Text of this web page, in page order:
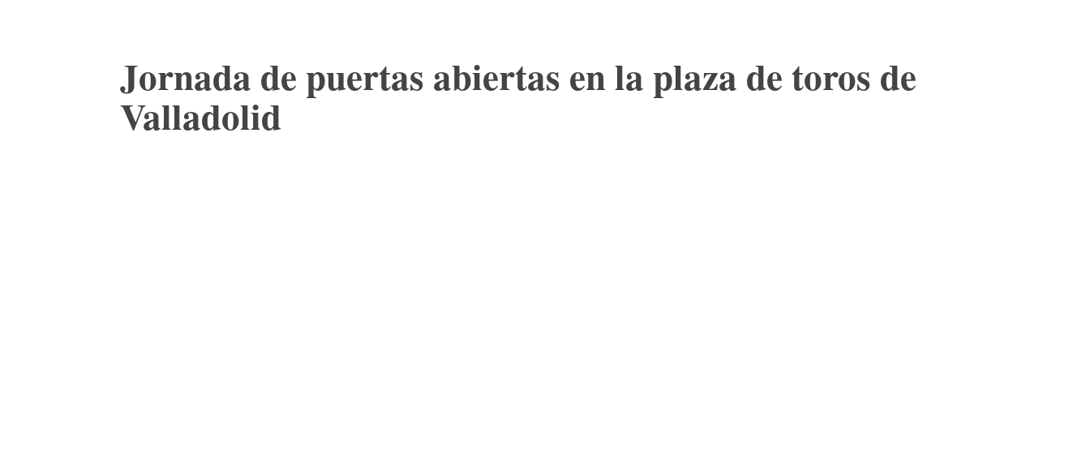
Jornada de puertas abiertas en la plaza de toros de
Valladolid